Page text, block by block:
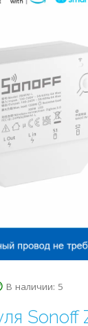
В наличии: 5
Sonoff